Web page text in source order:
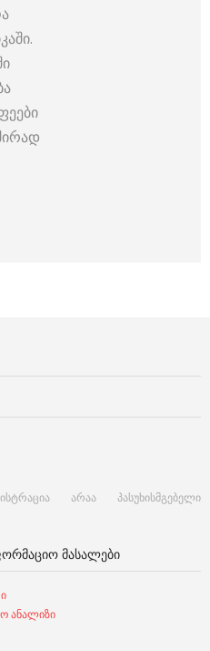
არაა პასუხისმგებელი
ᲛᲐᲡᲐᲚᲔᲑᲘ
ანალიზი